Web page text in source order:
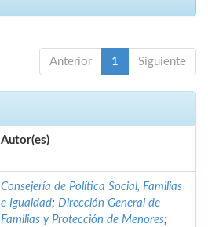
Anterior 1 Siguiente
Autor(es)
Consejería de Política Social, Familias
e Igualdad; Dirección General de
Familias y Protección de Menores;